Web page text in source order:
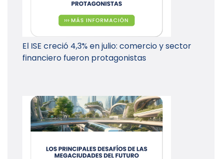
El ISE creció 4,3% en julio: comercio y sector
financiero fueron protagonistas